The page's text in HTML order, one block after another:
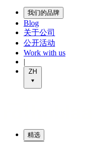
我们的品牌
Blog
关于公司
公开活动
Work with us
|
ZH
精选